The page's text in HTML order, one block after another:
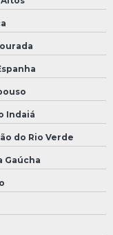
Indaiá
do Rio Verde
Gaúcha